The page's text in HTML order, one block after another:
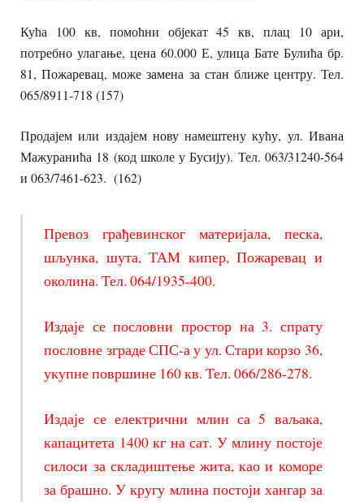
Кућа 100 кв, помоћни објекат 45 кв, плац 10 ари,
потребно улагање, цена 60.000 Е, улица Бате Булића бр.
81, Пожаревац, може замена за стан ближе центру. Тел.
065/8911-718 (157)
Продајем или издајем нову намештену кућу, ул. Ивана
Мажуранића 18 (код школе у Бусију). Тел. 063/31240-564
и 063/7461-623. (162)
Превоз грађевинског материјала, песка,
шљунка, шута, ТАМ кипер, Пожаревац и
околина. Тел. 064/1935-400.
Издаје се пословни простор на 3. спрату
пословне зграде СПС-а у ул. Стари корзо 36,
укупне површине 160 кв. Тел. 066/286-278.
Издаје се електрични млин са 5 ваљака,
капацитета 1400 кг на сат. У млину постоје
силоси за складиштење жита, као и коморе
за брашно. У кругу млина постоји хангар за